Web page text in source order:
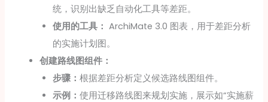
统，识别出缺乏自动化工具等差距。
使用的工具： ArchiMate 3.0 图表，用于差距分析
的实施计划图。
创建路线图组件：
步骤：根据差距分析定义候选路线图组件。
示例：使用迁移路线图来规划实施，展示如“实施薪